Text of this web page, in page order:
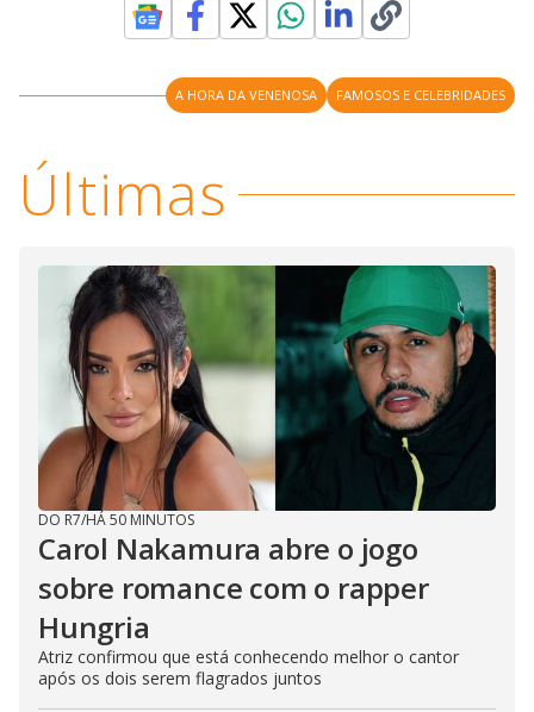
A HORA DA VENENOSA FAMOSOS E CELEBRIDADES
Últimas
DO R7/HÁ 50 MINUTOS
Carol Nakamura abre o jogo
sobre romance com o rapper
Hungria
Atriz confirmou que está conhecendo melhor o cantor
após os dois serem flagrados juntos